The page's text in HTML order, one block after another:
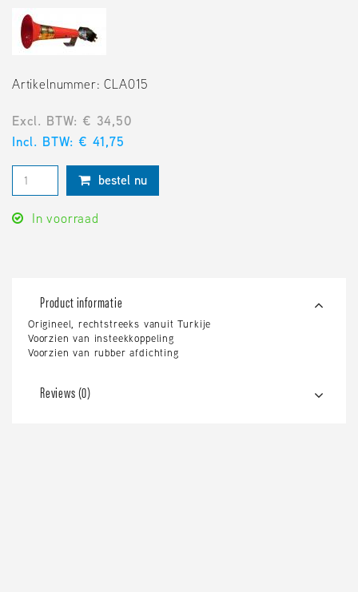
Artikelnummer: CLA015
Excl. BTW: € 34,50
Incl. BTW: € 41,75
bestel nu
In voorraad
Product informatie
Origineel, rechtstreeks vanuit Turkije
Voorzien van insteekkoppeling
Voorzien van rubber afdichting
Reviews (0)